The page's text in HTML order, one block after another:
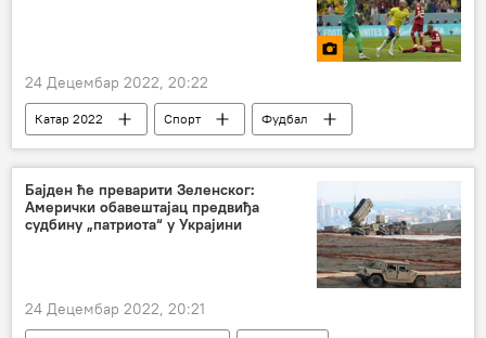
24 Децембар 2022, 20:22
Катар 2022 Спорт
Фудбал
Катар 2022 – Србија
Катар 2022 – мултимедија
Бајден ће преварити Зеленског:
Амерички обавештајац предвиђа
судбину „патриота“ у Украјини
24 Децембар 2022, 20:21